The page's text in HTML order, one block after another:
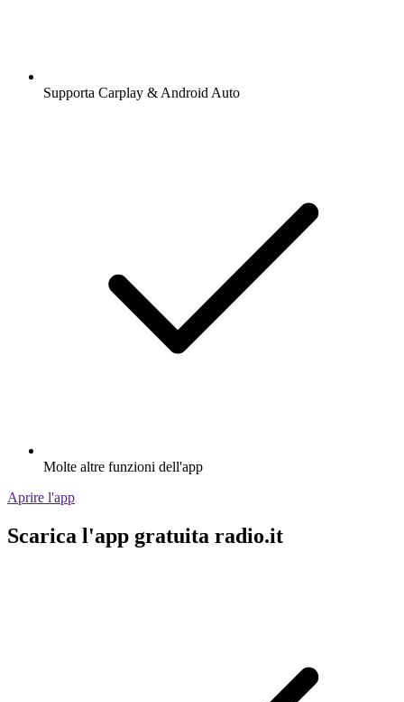
Supporta Carplay & Android Auto
Molte altre funzioni dell'app
Aprire l'app
Scarica l'app gratuita radio.it